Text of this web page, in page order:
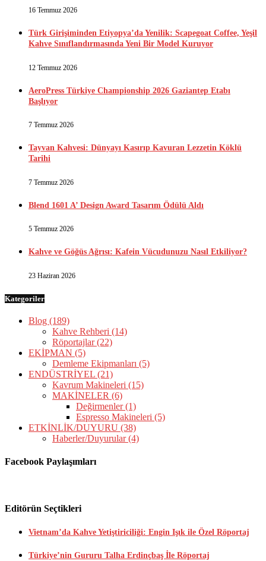
16 Temmuz 2026
Türk Girişiminden Etiyopya’da Yenilik: Scapegoat Coffee, Yeşil
Kahve Sınıflandırmasında Yeni Bir Model Kuruyor
12 Temmuz 2026
AeroPress Türkiye Championship 2026 Gaziantep Etabı
Başlıyor
7 Temmuz 2026
Tayvan Kahvesi: Dünyayı Kasırıp Kavuran Lezzetin Köklü
Tarihi
7 Temmuz 2026
Blend 1601 A’ Design Award Tasarım Ödülü Aldı
5 Temmuz 2026
Kahve ve Göğüs Ağrısı: Kafein Vücudunuzu Nasıl Etkiliyor?
23 Haziran 2026
Kategoriler
Blog (189)
Kahve Rehberi (14)
Röportajlar(22)
EKİPMAN (5)
Demleme Ekipmanları (5)
ENDÜSTRİYEL (21)
Kavrum Makineleri (15)
MAKİNELER (6)
Değirmenler(1)
Espresso Makineleri (5)
ETKİNLİK/DUYURU (38)
Haberler/Duyurular(4)
Facebook Paylaşımları
Editörün Seçtikleri
Vietnam’da Kahve Yetiştiriciliği: Engin Işık ile Özel Röportaj
Türkiye’nin Gururu Talha Erdinçbaş İle Röportaj